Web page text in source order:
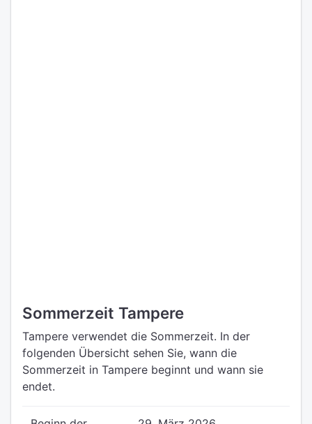
Sommerzeit Tampere
Tampere verwendet die Sommerzeit. In der
folgenden Übersicht sehen Sie, wann die
Sommerzeit in Tampere beginnt und wann sie
endet.